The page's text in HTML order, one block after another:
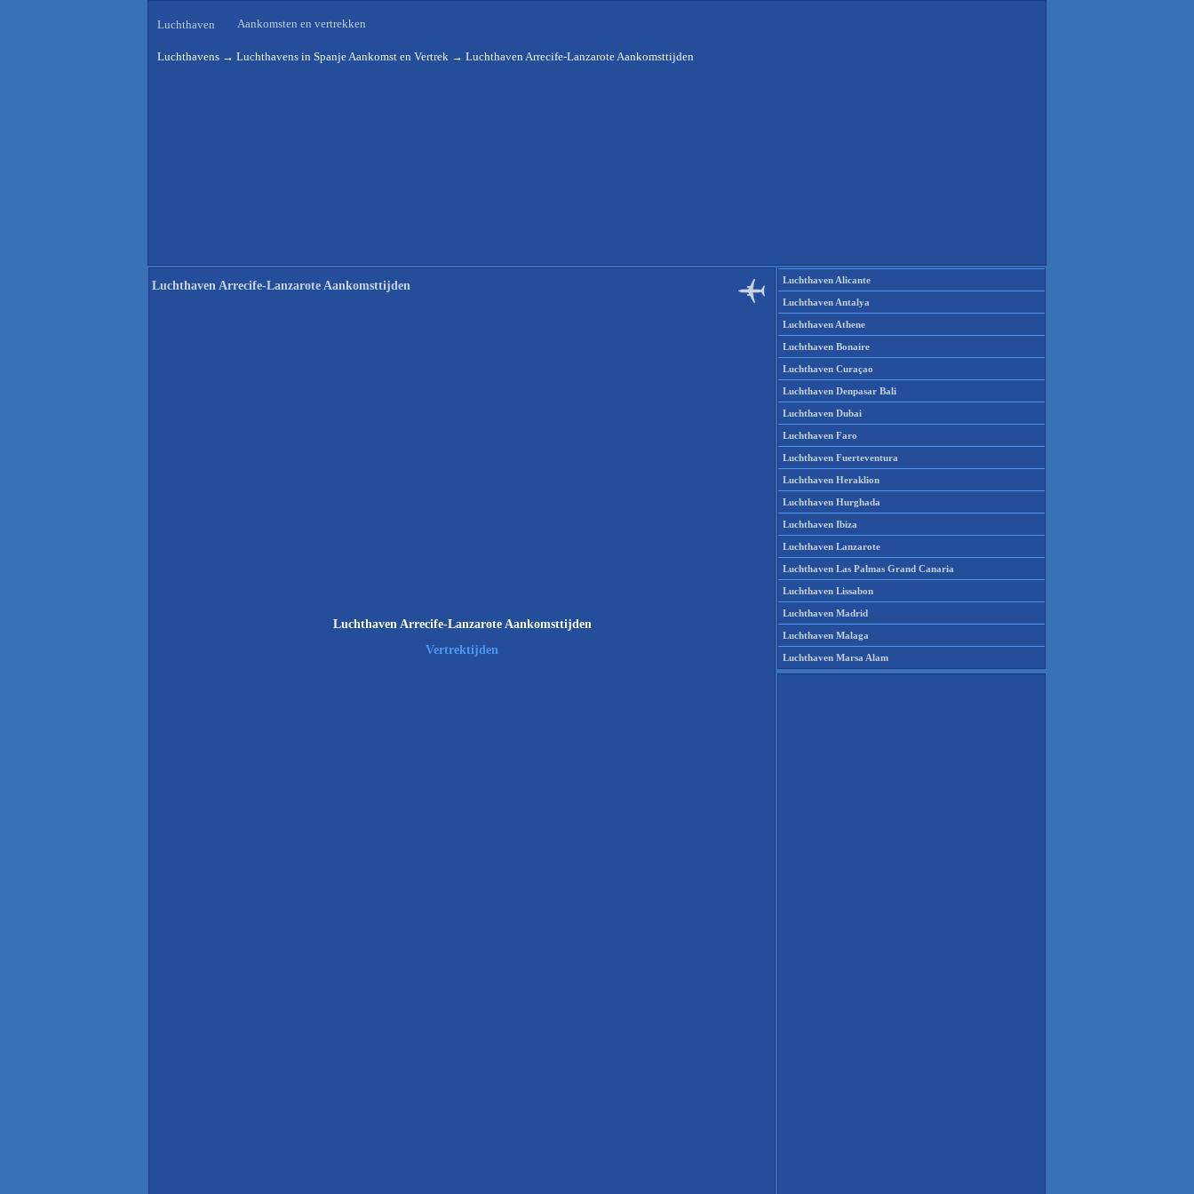
Luchthaven Aankomsten en vertrekken
Luchthavens → Luchthavens in Spanje Aankomst en Vertrek → Luchthaven Arrecife-Lanzarote Aankomsttijden
Luchthaven Arrecife-Lanzarote Aankomsttijden
Luchthaven Arrecife-Lanzarote Aankomsttijden
Vertrektijden
Luchthaven Alicante
Luchthaven Antalya
Luchthaven Athene
Luchthaven Bonaire
Luchthaven Curaçao
Luchthaven Denpasar Bali
Luchthaven Dubai
Luchthaven Faro
Luchthaven Fuerteventura
Luchthaven Heraklion
Luchthaven Hurghada
Luchthaven Ibiza
Luchthaven Lanzarote
Luchthaven Las Palmas Grand Canaria
Luchthaven Lissabon
Luchthaven Madrid
Luchthaven Malaga
Luchthaven Marsa Alam